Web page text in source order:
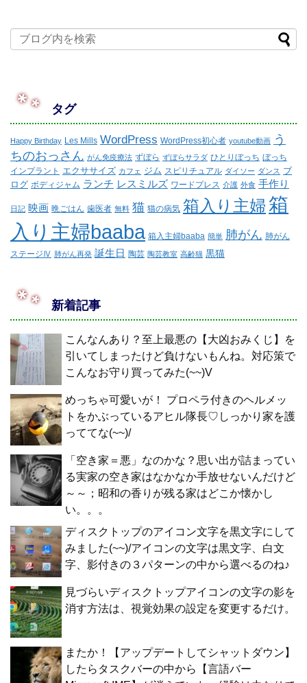
タグ
Happy Birthday Les Mills WordPress WordPress初心者 youtube動画 う
ちのおっさん がん免疫療法 ずぼら ずぼらサラダ ひとりぼっち ぼっち
インプラント エクササイズ カフェ ジム スピリチュアル ダイソー ダンス ブ
ログ ボディジャム ランチ レスミルズ ワードプレス 介護 外食 手作り
日記 映画 晩ごはん 歯医者 無料 猫 猫の病気 箱入り主婦箱
入り主婦baaba 箱入主婦baaba 簡単 肺がん 肺がん
ステージⅣ 肺がん再発 誕生日 陶芸 陶芸教室 高齢猫 黒猫
新着記事
こんなんあり？至上最悪の【大凶おみくじ】を
引いてしまったけど負けないもんね。対応策で
こんなお守り買ってみた(~~)V
めっちゃ可愛いが！ プロペラ付きのヘルメッ
トをかぶっているアヒル隊長♡しっかり家を護
っててな(~~)/
「空き家＝悪」なのかな？思い出が詰まってい
る実家の空き家はなかなか手放せないんだけど
～～；昭和の香りが残る家はどこか懐かし
い。。。
ディスクトップのアイコン文字を黒文字にして
みました(~~)/アイコンの文字は黒文字、白文
字、影付きの３パターンの中から選べるのね♪
見づらいディスクトップアイコンの文字の影を
消す方法は、視覚効果の設定を変更するだけ。
またか！【アップデートしてシャットダウン】
したらタスクバーの中から【言語バー